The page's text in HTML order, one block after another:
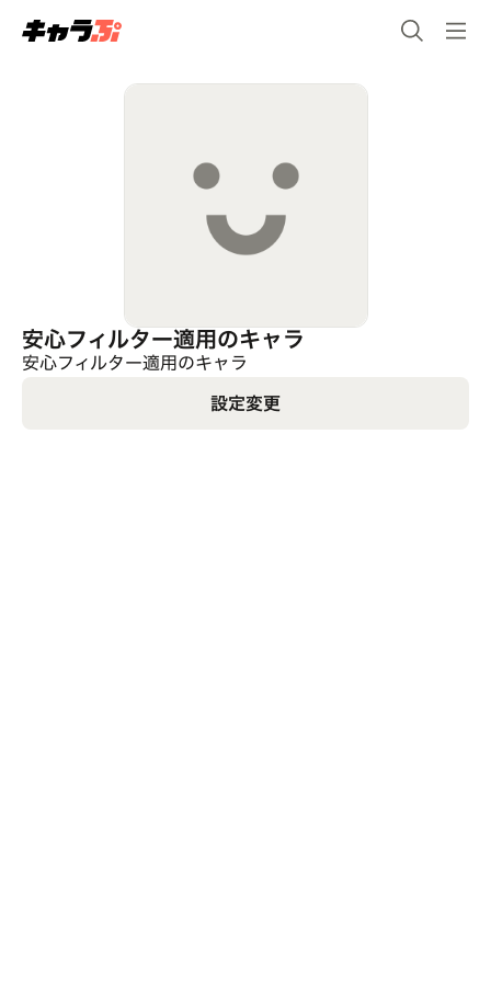
安心フィルター適用のキャラ
安心フィルター適用のキャラ
設定変更